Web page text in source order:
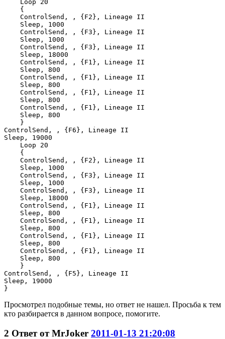
    Loop 20
    {
    ControlSend, , {F2}, Lineage II
    Sleep, 1000
    ControlSend, , {F3}, Lineage II
    Sleep, 1000
    ControlSend, , {F3}, Lineage II
    Sleep, 18000
    ControlSend, , {F1}, Lineage II
    Sleep, 800
    ControlSend, , {F1}, Lineage II
    Sleep, 800
    ControlSend, , {F1}, Lineage II
    Sleep, 800
    ControlSend, , {F1}, Lineage II
    Sleep, 800
    }
ControlSend, , {F6}, Lineage II
Sleep, 19000
    Loop 20
    {
    ControlSend, , {F2}, Lineage II
    Sleep, 1000
    ControlSend, , {F3}, Lineage II
    Sleep, 1000
    ControlSend, , {F3}, Lineage II
    Sleep, 18000
    ControlSend, , {F1}, Lineage II
    Sleep, 800
    ControlSend, , {F1}, Lineage II
    Sleep, 800
    ControlSend, , {F1}, Lineage II
    Sleep, 800
    ControlSend, , {F1}, Lineage II
    Sleep, 800
    }
ControlSend, , {F5}, Lineage II
Sleep, 19000
}
Просмотрел подобные темы, но ответ не нашел. Просьба к тем
кто разбирается в данном вопросе, помогите.
2 Ответ отMrJoker 2011-01-13 21:20:08